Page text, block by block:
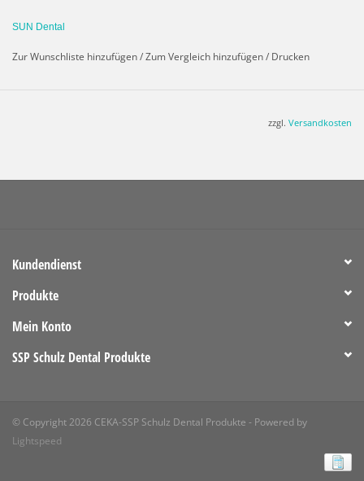
Panther polymer gloss PT056
Torpedo
SUN Dental
Zur Wunschliste hinzufügen/Zum Vergleich hinzufügen/ Drucken
zzgl. Versandkosten
Kundendienst
Produkte
Mein Konto
SSP Schulz Dental Produkte
© Copyright 2026 CEKA-SSP Schulz Dental Produkte - Powered by
Lightspeed